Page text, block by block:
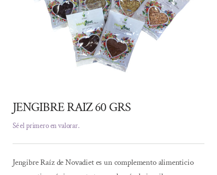
JENGIBRE RAIZ 60 GRS
Sé el primero en valorar.
Jengibre Raíz de Novadiet es un complemento alimenticio